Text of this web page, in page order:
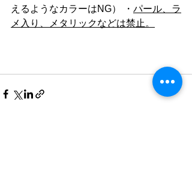
えるようなカラーはNG） ・ パール、ラ
メ入り、メタリックなどは禁止。